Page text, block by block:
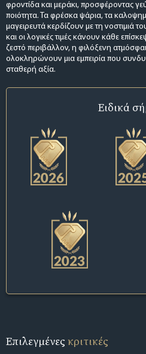
φροντίδα και μεράκι, προσφέροντας
ποιότητα. Τα φρέσκα ψάρια, τα
μαγειρευτά κερδίζουν με τη νοστιμιά
και οι λογικές τιμές κάνουν κάθε
ζεστό περιβάλλον, η φιλόξενη
ολοκληρώνουν μια εμπειρία που
σταθερή αξία.
Ειδικά
Επιλεγμένεςκριτικές